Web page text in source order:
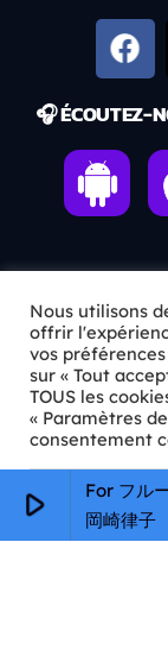
play_arrow
For フル
岡崎律子
🎧 ÉCOUTEZ-
ℹ️ INFOS
✉️Contact
🦊Qui
📄
Mentions
Nous utilisons
offrir
vos
sur « Tout
TOUS les
« Paramètres
consentement
Paramètres